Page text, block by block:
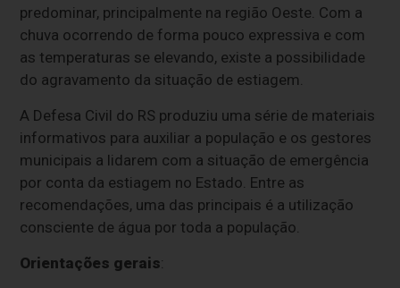
predominar, principalmente na região Oeste. Com a
chuva ocorrendo de forma pouco expressiva e com
as temperaturas se elevando, existe a possibilidade
do agravamento da situação de estiagem.
A Defesa Civil do RS produziu uma série de materiais
informativos para auxiliar a população e os gestores
municipais a lidarem com a situação de emergência
por conta da estiagem no Estado. Entre as
recomendações, uma das principais é a utilização
consciente de água por toda a população.
Orientações gerais: